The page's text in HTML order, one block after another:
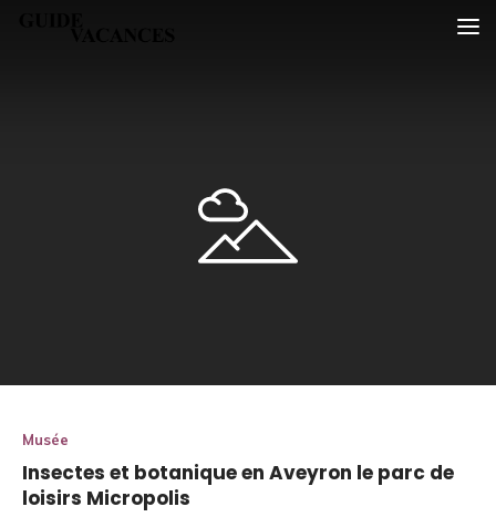
Musée
Insectes et botanique en Aveyron le parc de
loisirs Micropolis